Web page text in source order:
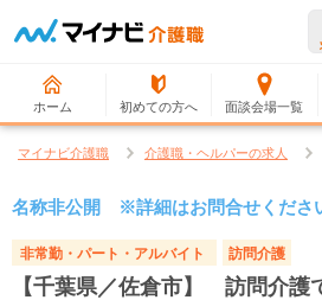
ホーム 初めての方へ 面談会場一覧
マイナビ介護職 介護職・ヘルパーの求人
名称非公開 ※詳細はお問合せくださ
非常勤・パート・アルバイト 訪問介護
【千葉県／佐倉市】 訪問介護